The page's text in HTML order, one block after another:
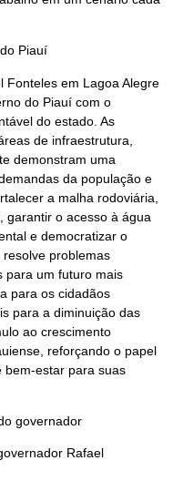
Piauí
Fonteles em Lagoa Alegre
do Piauí com o
do estado. As
de infraestrutura,
demonstram uma
da população e
a malha rodoviária,
garantir o acesso à água
e democratizar o
problemas
para um futuro mais
para os cidadãos
para a diminuição das
ao crescimento
reforçando o papel
bem-estar para suas
governador
Rafael